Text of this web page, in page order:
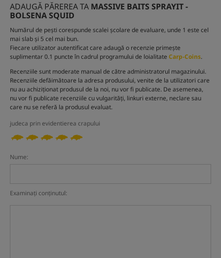
ADAUGĂ PĂREREA TA MASSIVE BAITS SPRAYIT -
BOLSENA SQUID
Numărul de pești corespunde scalei școlare de evaluare, unde 1 este cel
mai slab și 5 cel mai bun.
Fiecare utilizator autentificat care adaugă o recenzie primește
suplimentar 0.1 puncte în cadrul programului de loialitate Carp-Coins.
Recenziile sunt moderate manual de către administratorul magazinului.
Recenziile defăimătoare la adresa produsului, venite de la utilizatori care
nu au achiziționat produsul de la noi, nu vor fi publicate. De asemenea,
nu vor fi publicate recenziile cu vulgarități, linkuri externe, neclare sau
care nu se referă la produsul evaluat.
judeca prin evidentierea crapului
Nume:
Examinați conținutul: